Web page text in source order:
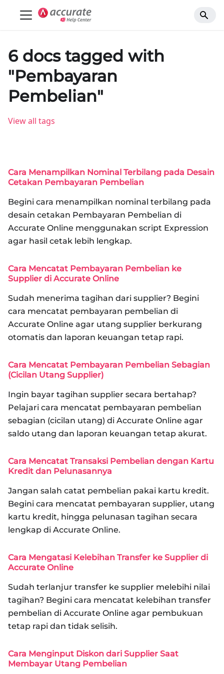
6 docs tagged with
"Pembayaran
Pembelian"
View all tags
Cara Menampilkan Nominal Terbilang pada Desain
Cetakan Pembayaran Pembelian
Begini cara menampilkan nominal terbilang pada
desain cetakan Pembayaran Pembelian di
Accurate Online menggunakan script Expression
agar hasil cetak lebih lengkap.
Cara Mencatat Pembayaran Pembelian ke
Supplier di Accurate Online
Sudah menerima tagihan dari supplier? Begini
cara mencatat pembayaran pembelian di
Accurate Online agar utang supplier berkurang
otomatis dan laporan keuangan tetap rapi.
Cara Mencatat Pembayaran Pembelian Sebagian
(Cicilan Utang Supplier)
Ingin bayar tagihan supplier secara bertahap?
Pelajari cara mencatat pembayaran pembelian
sebagian (cicilan utang) di Accurate Online agar
saldo utang dan laporan keuangan tetap akurat.
Cara Mencatat Transaksi Pembelian dengan Kartu
Kredit dan Pelunasannya
Jangan salah catat pembelian pakai kartu kredit.
Begini cara mencatat pembayaran supplier, utang
kartu kredit, hingga pelunasan tagihan secara
lengkap di Accurate Online.
Cara Mengatasi Kelebihan Transfer ke Supplier di
Accurate Online
Sudah terlanjur transfer ke supplier melebihi nilai
tagihan? Begini cara mencatat kelebihan transfer
pembelian di Accurate Online agar pembukuan
tetap rapi dan tidak selisih.
Cara Menginput Diskon dari Supplier Saat
Membayar Utang Pembelian